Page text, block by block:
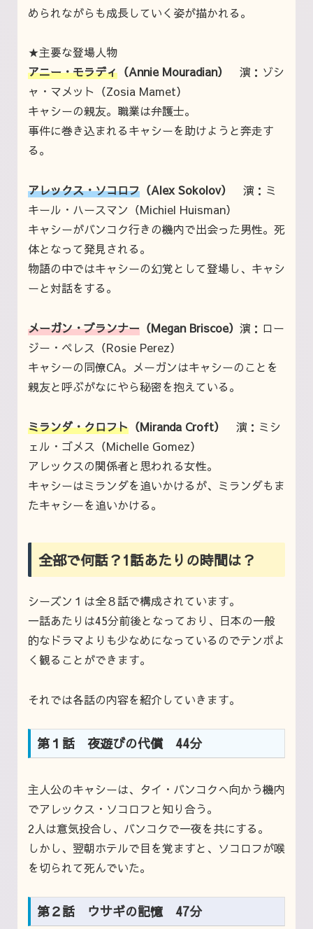
められながらも成長していく姿が描かれる。
★主要な登場人物
アニー・モラディ （Annie Mouradian）
演：ゾシ
ャ・マメット（Zosia Mamet）
キャシーの親友。職業は弁護士。
事件に巻き込まれるキャシーを助けようと奔走す
る。
アレックス・ソコロフ （Alex Sokolov）
演：ミ
キール・ハースマン（Michiel Huisman）
キャシーがバンコク行きの機内で出会った男性。死
体となって発見される。
物語の中ではキャシーの幻覚として登場し、キャシ
ーと対話をする。
メーガン・ブランナー （Megan Briscoe） 演：ロー
ジー・ペレス（Rosie Perez）
キャシーの同僚CA。メーガンはキャシーのことを
親友と呼ぶがなにやら秘密を抱えている。
ミランダ・クロフト （Miranda Croft）
演：ミシ
ェル・ゴメス（Michelle Gomez）
アレックスの関係者と思われる女性。
キャシーはミランダを追いかけるが、ミランダもま
たキャシーを追いかける。
全部で何話？1話あたりの時間は？
シーズン１は全８話で構成されています。
一話あたりは45分前後となっており、日本の一般
的なドラマよりも少なめになっているのでテンポよ
く観ることができます。
それでは各話の内容を紹介していきます。
第１話 夜遊びの代償 44分
主人公のキャシーは、タイ・バンコクへ向かう機内
でアレックス・ソコロフと知り合う。
2人は意気投合し、バンコクで一夜を共にする。
しかし、翌朝ホテルで目を覚ますと、ソコロフが喉
を切られて死んでいた。
第２話 ウサギの記憶 47分